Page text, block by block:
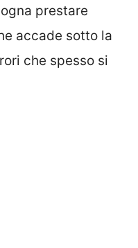
prestare
accade sotto la
che spesso si